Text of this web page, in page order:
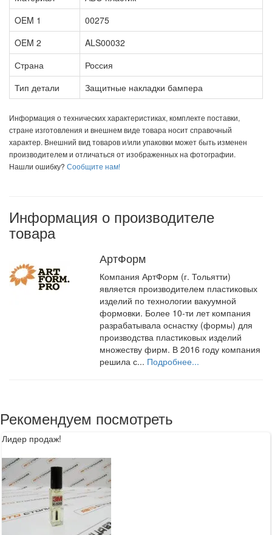
OEM 1
00275
OEM 2
ALS00032
Страна
Россия
Тип детали
Защитные накладки бампера
Информация о технических характеристиках, комплекте поставки,
стране изготовления и внешнем виде товара носит справочный
характер. Внешний вид товаров и/или упаковки может быть изменен
производителем и отличаться от изображенных на фотографии.
Нашли ошибку? Сообщите нам!
Информация о производителе
товара
АртФорм
Компания АртФорм (г. Тольятти)
является производителем пластиковых
изделий по технологии вакуумной
формовки. Более 10-ти лет компания
разрабатывала оснастку (формы) для
производства пластиковых изделий
множеству фирм. В 2016 году компания
решила с... Подробнее...
Рекомендуем посмотреть
Лидер продаж!